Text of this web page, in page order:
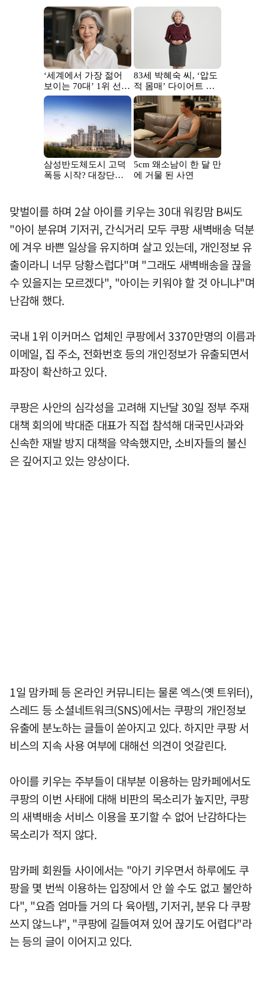
맞벌이를 하며 2살 아이를 키우는 30대 워킹맘 B씨도
"아이 분유며 기저귀, 간식거리 모두 쿠팡 새벽배송 덕분
에 겨우 바쁜 일상을 유지하며 살고 있는데, 개인정보 유
출이라니 너무 당황스럽다"며 "그래도 새벽배송을 끊을
수 있을지는 모르겠다", "아이는 키워야 할 것 아니냐"며
난감해 했다.
국내 1위 이커머스 업체인 쿠팡에서 3370만명의 이름과
이메일, 집 주소, 전화번호 등의 개인정보가 유출되면서
파장이 확산하고 있다.
쿠팡은 사안의 심각성을 고려해 지난달 30일 정부 주재
대책 회의에 박대준 대표가 직접 참석해 대국민사과와
신속한 재발 방지 대책을 약속했지만, 소비자들의 불신
은 깊어지고 있는 양상이다.
1일 맘카페 등 온라인 커뮤니티는 물론 엑스(옛 트위터),
스레드 등 소셜네트워크(SNS)에서는 쿠팡의 개인정보
유출에 분노하는 글들이 쏟아지고 있다. 하지만 쿠팡 서
비스의 지속 사용 여부에 대해선 의견이 엇갈린다.
아이를 키우는 주부들이 대부분 이용하는 맘카페에서도
쿠팡의 이번 사태에 대해 비판의 목소리가 높지만, 쿠팡
의 새벽배송 서비스 이용을 포기할 수 없어 난감하다는
목소리가 적지 않다.
맘카페 회원들 사이에서는 "아기 키우면서 하루에도 쿠
팡을 몇 번씩 이용하는 입장에서 안 쓸 수도 없고 불안하
다", "요즘 엄마들 거의 다 육아템, 기저귀, 분유 다 쿠팡
쓰지 않느냐", "쿠팡에 길들여져 있어 끊기도 어렵다"라
는 등의 글이 이어지고 있다.